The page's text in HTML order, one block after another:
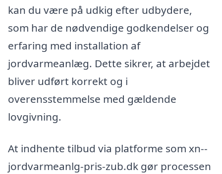
kan du være på udkig efter udbydere,
som har de nødvendige godkendelser og
erfaring med installation af
jordvarmeanlæg. Dette sikrer, at arbejdet
bliver udført korrekt og i
overensstemmelse med gældende
lovgivning.
At indhente tilbud via platforme som xn--
jordvarmeanlg-pris-zub.dk gør processen